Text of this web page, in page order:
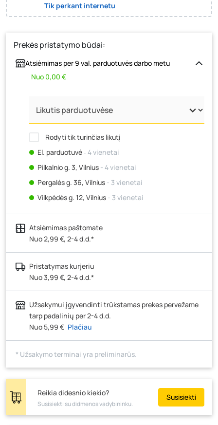
Tik perkant internetu
Prekės pristatymo būdai:
Atsiėmimas per 9 val. parduotuvės darbo metu
Nuo 0,00 €
Rodyti tik turinčias likutį
El. parduotuvė‐ 4 vienetai
Pilkalnio g. 3, Vilnius - 4 vienetai
Pergalės g. 36, Vilnius - 3 vienetai
Vilkpėdės g. 12, Vilnius - 3 vienetai
Ateities g. 15, Vilnius- 4 vienetai
Kauno r., Narsiečių k., Vytauto g. 183, Kaunas
vienetai
Šilutės pl. 83A, Klaipėda- 0 vienetų
Pramonės g. 7, Šiauliai
Klaipėdos g. 170R, Panevėžys
J. Basanavičiaus g. 6, Utena
Novočėbės k. 3, Kėdainiai
Skuodo g. 41, Mažeikiai- 5 vienetai
Žemaičių g. 2, Raseiniai
Pramonės g. 6E, Šilutė- 0 vienetų
Gedimino g. 54, Tauragė- 0 vienetų
Atsiėmimas paštomate
Nuo 2,99 €, 2-4 d.d.*
Pristatymas kurjeriu
Nuo 3,99 €, 2-4 d.d.*
Užsakymui įgyvendinti trūkstamas prekes pervežame
tarp padalinių per 2-4 d.d.
Nuo 5,99 € Plačiau
* Užsakymo terminai yra preliminarūs.
Reikia didesnio kiekio?
Susisiekti su didmenos vadybininku.
Susisiekti